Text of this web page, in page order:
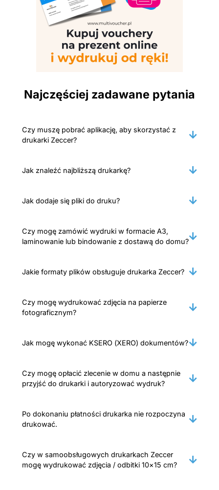
Najczęściej zadawane pytania
Czy muszę pobrać aplikację, aby skorzystać z
drukarki Zeccer?
Jak znaleźć najbliższą drukarkę?
Jak dodaje się pliki do druku?
Czy mogę zamówić wydruki w formacie A3,
laminowanie lub bindowanie z dostawą do domu?
Jakie formaty plików obsługuje drukarka Zeccer?
Czy mogę wydrukować zdjęcia na papierze
fotograficznym?
Jak mogę wykonać KSERO (XERO) dokumentów?
Czy mogę opłacić zlecenie w domu a następnie
przyjść do drukarki i autoryzować wydruk?
Po dokonaniu płatności drukarka nie rozpoczyna
drukować.
Czy w samoobsługowych drukarkach Zeccer
mogę wydrukować zdjęcia / odbitki 10×15 cm?